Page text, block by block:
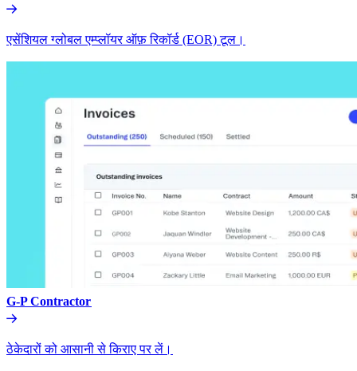
एसेंशियल ग्लोबल एम्प्लॉयर ऑफ़ रिकॉर्ड (EOR) टूल।​​
G-P Contractor​​
ठेकेदारों को आसानी से किराए पर लें।​​